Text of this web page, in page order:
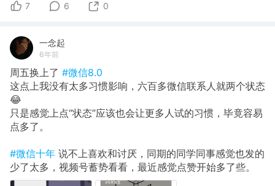
7 6 0
一念起
6年前
周五换上了 #微信8.0
这点上我没有太多习惯影响，六百多微信联系人就两个状态
😂
只是感觉上点“状态”应该也会让更多人试的习惯，毕竟容易
点多了。
#微信十年 说不上喜欢和讨厌，同期的同学同事感觉也发的
少了太多，视频号蓄势看看，最近感觉点赞开始多了些。